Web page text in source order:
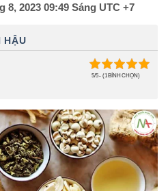
8, 2023 09:49 Sáng UTC +7
HẬU
5/5 - (1 BÌNH CHỌN)